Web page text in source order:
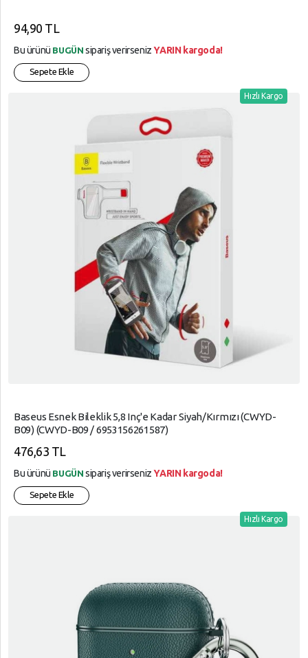
94,90 TL
Bu ürünü BUGÜN sipariş verirsenizYARIN kargoda!
Sepete Ekle
Hızlı Kargo
Baseus Esnek Bileklik 5,8 Inç'e Kadar Siyah/Kırmızı (CWYD-
B09) (CWYD-B09 / 6953156261587)
476,63 TL
Bu ürünü BUGÜN sipariş verirsenizYARIN kargoda!
Sepete Ekle
Hızlı Kargo